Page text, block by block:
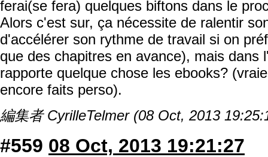
ferai(se fera) quelques biftons dans le
Alors c'est sur, ça nécessite de ralentir
d'accélérer son rythme de travail si on
que des chapitres en avance), mais dans
rapporte quelque chose les ebooks?
encore faits perso).
編集者 CyrilleTelmer (08 Oct, 2013
#559 08 Oct, 2013 19:21:27